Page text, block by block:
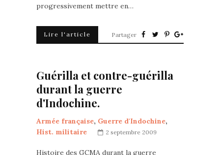
progressivement mettre en…
Lire l'article Partager
Guérilla et contre-guérilla
durant la guerre
d'Indochine.
Armée française, Guerre d'Indochine,
Hist. militaire
2 septembre 2009
Histoire des GCMA durant la guerre